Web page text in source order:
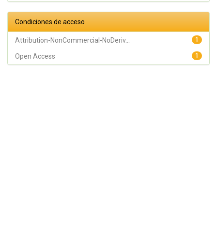
Condiciones de acceso
1
Attribution-NonCommercial-NoDeriv...
1
Open Access